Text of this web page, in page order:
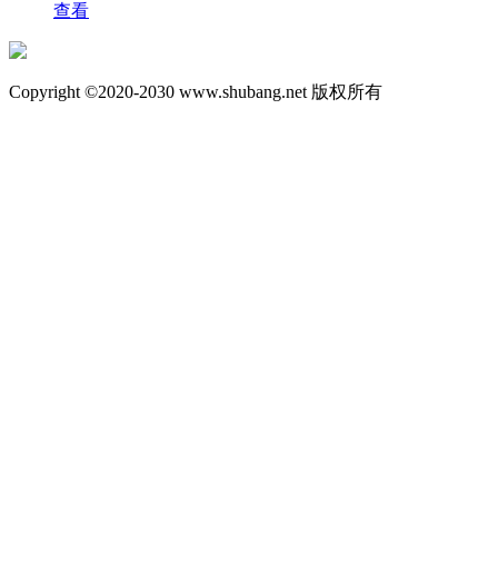
查看
Copyright ©2020-2030 www.shubang.net 版权所有